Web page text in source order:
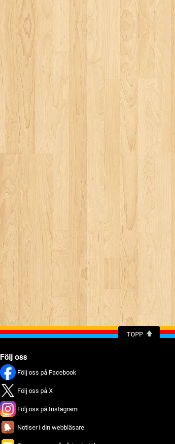
TOPP
Följ oss
Följ oss på Facebook
Följ oss på X
Följ oss på Instagram
Notiser i din webbläsare